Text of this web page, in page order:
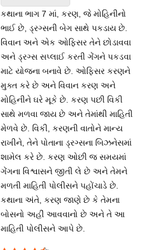
કથાના ભાગ 7 માં, કરણ, જે મોહિનીનો
ભાઈ છે, ડ્રગ્સની બેગ સાથે પકડાય છે.
વિવાન અને એક ઓફિસર તેને છોડાવવા
અને ડ્રગ્સ સપ્લાઈ કરતી ગેંગને પકડવા
માટે યોજના બનાવે છે. ઓફિસર કરણને
મુક્ત કરે છે અને વિવાન કરણ અને
મોહિનીને ઘરે મૂકે છે. કરણ પછી વિકી
સાથે મળવા જાય છે અને તેમાંથી માહિતી
મેળવે છે. વિકી, કરણની વાતોને માન્ય
રાખીને, તેને પોતાના ડ્રગ્સના બિઝનેસમાં
શામેલ કરે છે. કરણ ઓછી જ સમયમાં
ગેંગના વિશ્વાસને જીતી લે છે અને તેમને
મળતી માહિતી પોલીસને પહોંચાડે છે.
કથાના અંતે, કરણ જાણે છે કે તેમના
બોસનો અહીં આવવાનો છે અને તે આ
માહિતી પોલીસને આપે છે.